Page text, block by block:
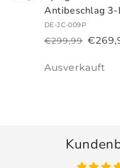
Antibeschlag
DE-JC-009P
Normaler
€299,99
Verkaufspreis
Anzahl
Ausverkauft